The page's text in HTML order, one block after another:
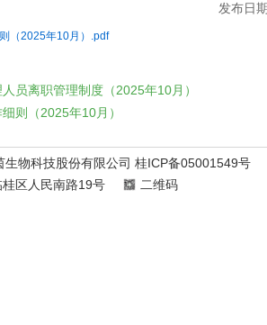
发布日
（2025年10月）.pdf
员离职管理制度（2025年10月）
则（2025年10月）
物科技股份有限公司 桂ICP备05001549号
区人民南路19号
二维码